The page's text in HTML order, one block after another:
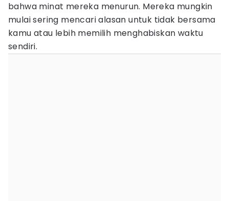
bahwa minat mereka menurun. Mereka mungkin
mulai sering mencari alasan untuk tidak bersama
kamu atau lebih memilih menghabiskan waktu
sendiri.